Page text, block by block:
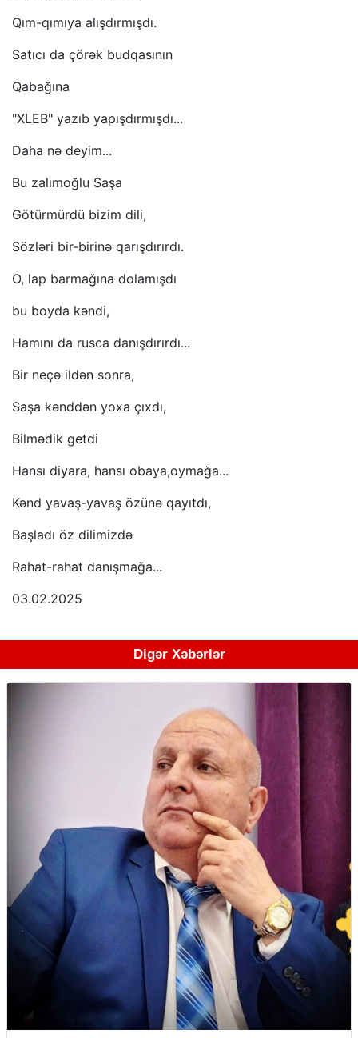
Qım-qımıya alışdırmışdı.
Satıcı da çörək budqasının
Qabağına
"XLEB" yazıb yapışdırmışdı...
Daha nə deyim...
Bu zalımoğlu Saşa
Götürmürdü bizim dili,
Sözləri bir-birinə qarışdırırdı.
O, lap barmağına dolamışdı
bu boyda kəndi,
Hamını da rusca danışdırırdı...
Bir neçə ildən sonra,
Saşa kənddən yoxa çıxdı,
Bilmədik getdi
Hansı diyara, hansı obaya,oymağa...
Kənd yavaş-yavaş özünə qayıtdı,
Başladı öz dilimizdə
Rahat-rahat danışmağa...
03.02.2025
Digər Xəbərlər